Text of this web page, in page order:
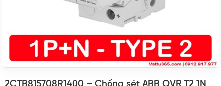
2CTB815708R1400 – Chống sét ABB OVR T2 1N